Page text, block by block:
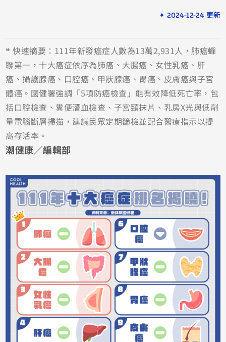
✦ 2024-12-24 更新
❝ 快速摘要：111年新發癌症人數為13萬2,931人，肺癌蟬
聯第一，十大癌症依序為肺癌、大腸癌、女性乳癌、肝
癌、攝護腺癌、口腔癌、甲狀腺癌、胃癌、皮膚癌與子宮
體癌。國健署強調「5項防癌檢查」能有效降低死亡率，包
括口腔檢查、糞便潛血檢查、子宮頸抹片、乳房X光與低劑
量電腦斷層掃描，建議民眾定期篩檢並配合醫療指示以提
高存活率。
潮健康／編輯部